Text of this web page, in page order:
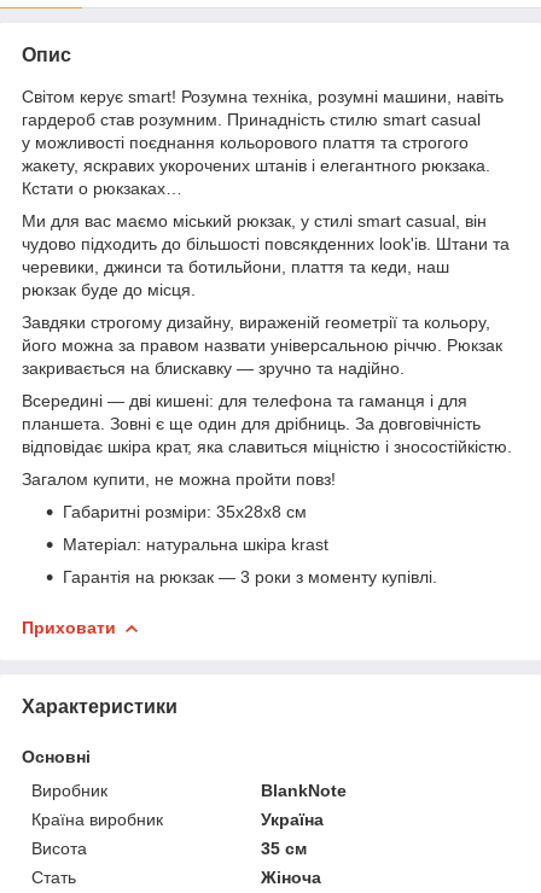
Опис
Світом керує smart! Розумна техніка, розумні машини, навіть
гардероб став розумним. Принадність стилю smart casual
у можливості поєднання кольорового плаття та строгого
жакету, яскравих укорочених штанів і елегантного рюкзака.
Кстати о рюкзаках…
Ми для вас маємо міський рюкзак, у стилі smart casual, він
чудово підходить до більшості повсякденних look'ів. Штани та
черевики, джинси та ботильйони, плаття та кеди, наш
рюкзак буде до місця.
Завдяки строгому дизайну, вираженій геометрії та кольору,
його можна за правом назвати універсальною річчю. Рюкзак
закривається на блискавку — зручно та надійно.
Всередині — дві кишені: для телефона та гаманця і для
планшета. Зовні є ще один для дрібниць. За довговічність
відповідає шкіра крат, яка славиться міцністю і зносостійкістю.
Загалом купити, не можна пройти повз!
Габаритні розміри: 35х28х8 см
Матеріал: натуральна шкіра krast
Гарантія на рюкзак — 3 роки з моменту купівлі.
Приховати
Характеристики
Основні
Виробник
BlankNote
Країна виробник
Україна
Висота
35 см
Стать
Жіноча